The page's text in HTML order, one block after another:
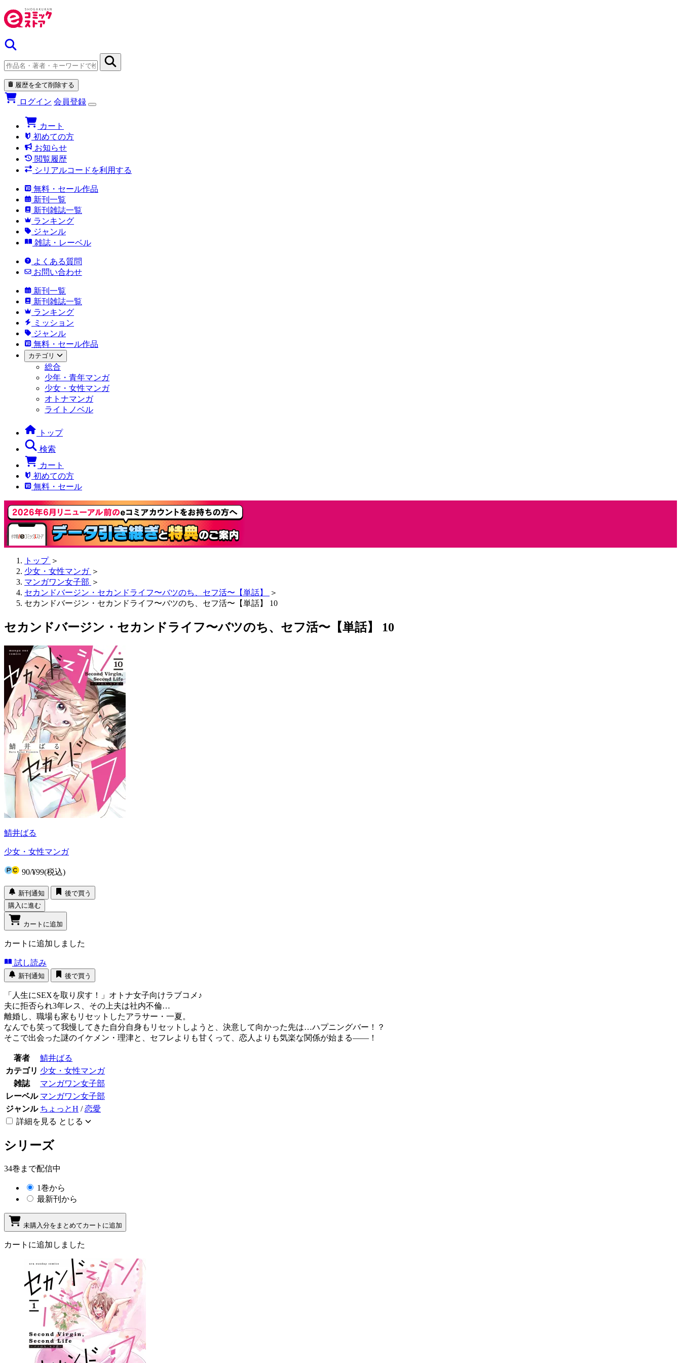
履歴を全て削除する
ログイン 会員登録
カート
初めての方
お知らせ
閲覧履歴
シリアルコードを利用する
無料・セール作品
新刊一覧
新刊雑誌一覧
ランキング
ジャンル
雑誌・レーベル
よくある質問
お問い合わせ
新刊一覧
新刊雑誌一覧
ランキング
ミッション
ジャンル
無料・セール作品
カテゴリ
総合
少年・青年マンガ
少女・女性マンガ
オトナマンガ
ライトノベル
トップ
検索
カート
初めての方
無料・セール
トップ ＞
少女・女性マンガ ＞
マンガワン女子部 ＞
セカンドバージン・セカンドライフ〜バツのち、セフ活〜【単話】
＞
セカンドバージン・セカンドライフ〜バツのち、セフ活〜【単話】 10
セカンドバージン・セカンドライフ〜バツのち、セフ活〜【単話】 10
鯖井ばる
少女・女性マンガ
90/¥99(税込)
新刊通知
後で買う
購入に進む
カートに追加
カートに追加しました
試し読み
新刊通知 後で買う
「人生にSEXを取り戻す！」オトナ女子向けラブコメ♪
夫に拒否られ3年レス、その上夫は社内不倫…
離婚し、職場も家もリセットしたアラサー・一夏。
なんでも笑って我慢してきた自分自身もリセットしようと、決意して向かった先は…ハプニングバー！？
そこで出会った謎のイケメン・理津と、セフレよりも甘くって、恋人よりも気楽な関係が始まる――！
著者
鯖井ばる
カテゴリ 少女・女性マンガ
雑誌
マンガワン女子部
レーベル マンガワン女子部
ジャンル ちょっとH /恋愛
詳細を見る とじる
シリーズ
34巻まで配信中
1巻から
最新刊から
未購入分をまとめてカートに追加
カートに追加しました